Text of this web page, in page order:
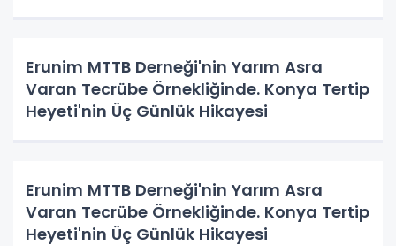
Erunim MTTB Derneği'nin Yarım Asra
Varan Tecrübe Örnekliğinde. Konya Tertip
Heyeti'nin Üç Günlük Hikayesi
Erunim MTTB Derneği'nin Yarım Asra
Varan Tecrübe Örnekliğinde. Konya Tertip
Heyeti'nin Üç Günlük Hikayesi